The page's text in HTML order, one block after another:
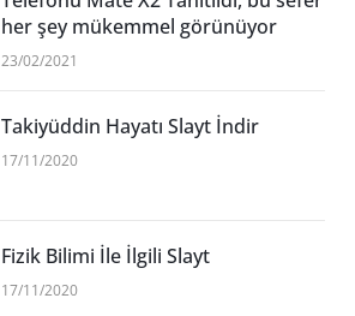
her şey mükemmel görünüyor
23/02/2021
Takiyüddin Hayatı Slayt İndir
17/11/2020
Fizik Bilimi İle İlgili Slayt
17/11/2020